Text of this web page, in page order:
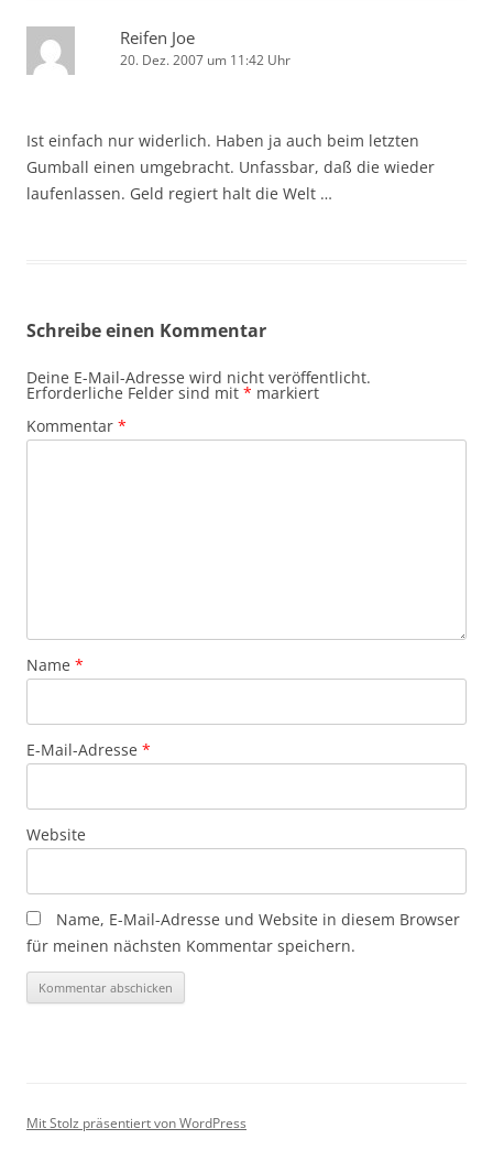
Reifen Joe
20. Dez. 2007 um 11:42 Uhr
Ist einfach nur widerlich. Haben ja auch beim letzten
Gumball einen umgebracht. Unfassbar, daß die wieder
laufenlassen. Geld regiert halt die Welt …
Schreibe einen Kommentar
Deine E-Mail-Adresse wird nicht veröffentlicht.
Erforderliche Felder sind mit * markiert
Kommentar *
Name *
E-Mail-Adresse *
Website
Name, E-Mail-Adresse und Website in diesem Browser
für meinen nächsten Kommentar speichern.
Mit Stolz präsentiert von WordPress